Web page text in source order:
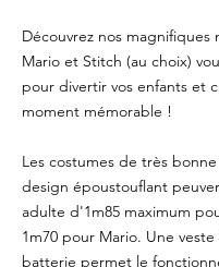
Découvrez nos magnifiques
Mario et Stitch (au choix)
pour divertir vos enfants et
moment mémorable !
Les costumes de très
design époustouflant
adulte d'1m85 maximum
1m70 pour Mario. Une
batterie permet le